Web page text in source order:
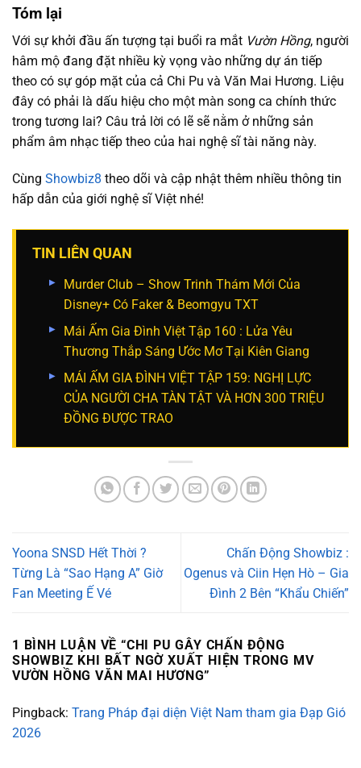
Tóm lại
Với sự khởi đầu ấn tượng tại buổi ra mắt Vườn Hồng, người
hâm mộ đang đặt nhiều kỳ vọng vào những dự án tiếp
theo có sự góp mặt của cả Chi Pu và Văn Mai Hương. Liệu
đây có phải là dấu hiệu cho một màn song ca chính thức
trong tương lai? Câu trả lời có lẽ sẽ nằm ở những sản
phẩm âm nhạc tiếp theo của hai nghệ sĩ tài năng này.
Cùng Showbiz8 theo dõi và cập nhật thêm nhiều thông tin
hấp dẫn của giới nghệ sĩ Việt nhé!
TIN LIÊN QUAN
Murder Club – Show Trinh Thám Mới Của
Disney+ Có Faker & Beomgyu TXT
Mái Ấm Gia Đình Việt Tập 160 : Lửa Yêu
Thương Thắp Sáng Ước Mơ Tại Kiên Giang
MÁI ẤM GIA ĐÌNH VIỆT TẬP 159: NGHỊ LỰC
CỦA NGƯỜI CHA TÀN TẬT VÀ HƠN 300 TRIỆU
ĐỒNG ĐƯỢC TRAO
Yoona SNSD Hết Thời ?
Từng Là “Sao Hạng A” Giờ
Fan Meeting Ế Vé
Chấn Động Showbiz :
Ogenus và Ciin Hẹn Hò – Gia
Đình 2 Bên “Khẩu Chiến”
1 BÌNH LUẬN VỀ “CHI PU GÂY CHẤN ĐỘNG
SHOWBIZ KHI BẤT NGỜ XUẤT HIỆN TRONG MV
VƯỜN HỒNG VĂN MAI HƯƠNG”
Pingback: Trang Pháp đại diện Việt Nam tham gia Đạp Gió
2026